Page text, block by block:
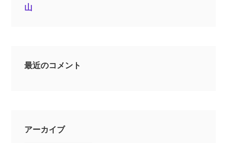
山
最近のコメント
アーカイブ